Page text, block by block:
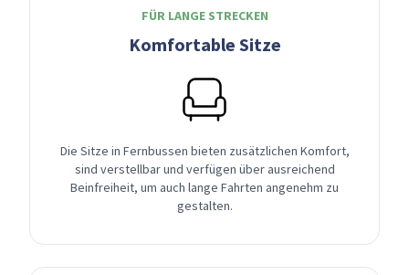
FÜR LANGE STRECKEN
Komfortable Sitze
Die Sitze in Fernbussen bieten zusätzlichen Komfort,
sind verstellbar und verfügen über ausreichend
Beinfreiheit, um auch lange Fahrten angenehm zu
gestalten.